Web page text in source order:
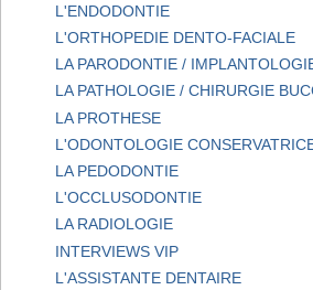
L'ENDODONTIE
L'ORTHOPEDIE DENTO-FACIALE
LA PARODONTIE /
LA PATHOLOGIE / CHIRURGIE
LA PROTHESE
L'ODONTOLOGIE
LA PEDODONTIE
L'OCCLUSODONTIE
LA RADIOLOGIE
INTERVIEWS VIP
L'ASSISTANTE DENTAIRE